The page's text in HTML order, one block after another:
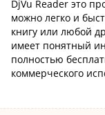
DjVu Reader это
можно легко и
книгу или любой
имеет понятный
полностью
коммерческого